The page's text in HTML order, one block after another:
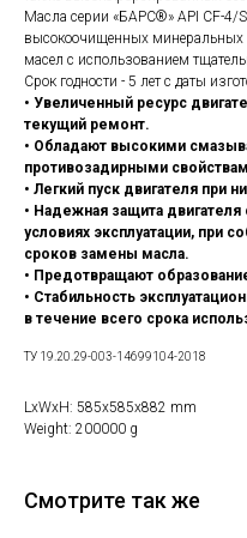
Масла серии «БАРС®» API CF-4/
высокоочищенных минеральных
масел с использованием
Срок годности - 5 лет с даты
• Увеличенный ресурс
текущий ремонт.
• Обладают высокими
противозадирными
• Легкий пуск двигателя при
• Надежная защита
условиях эксплуатации, при
сроков замены масла.
• Предотвращают
• Стабильность
в течение всего срока
ТУ 19.20.29-003-14699104-2018
LxWxH: 585x585x882 mm
Weight: 200000 g
Смотрите так же